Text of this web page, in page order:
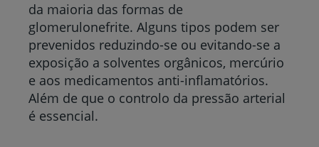
da maioria das formas de
glomerulonefrite. Alguns tipos podem ser
prevenidos reduzindo-se ou evitando-se a
exposição a solventes orgânicos, mercúrio
e aos medicamentos anti-inflamatórios.
Além de que o controlo da pressão arterial
é essencial.